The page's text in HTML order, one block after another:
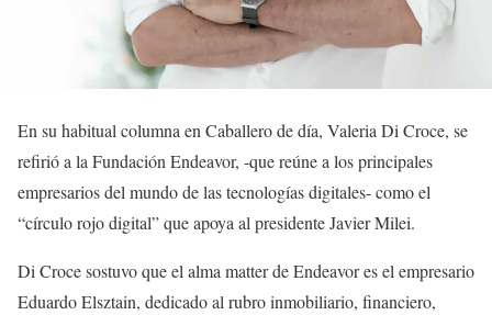
En su habitual columna en Caballero de día, Valeria Di Croce, se
refirió a la Fundación Endeavor, -que reúne a los principales
empresarios del mundo de las tecnologías digitales- como el
“círculo rojo digital” que apoya al presidente Javier Milei.
Di Croce sostuvo que el alma matter de Endeavor es el empresario
Eduardo Elsztain, dedicado al rubro inmobiliario, financiero,